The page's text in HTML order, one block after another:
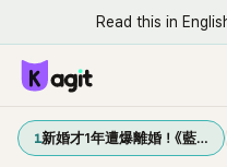
Read this in
1新婚才1年遭爆離婚！《藍…